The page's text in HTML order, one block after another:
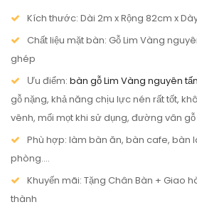
Kích thước: Dài 2m x Rộng 82cm x
Chất liệu mặt bàn: Gỗ Lim Vàng
ghép
Ưu điểm: bàn gỗ Lim Vàng nguyên
gỗ nặng, khả năng chịu lực nén rất tốt,
vênh, mối mọt khi sử dụng, đường vân
Phù hợp: làm bàn ăn, bàn cafe, bàn
phòng….
Khuyến mãi: Tặng Chân Bàn + Giao
thành